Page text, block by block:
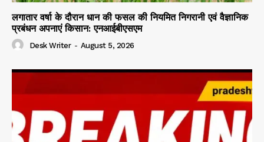
लगातार वर्षा के दौरान धान की फसल की नियमित निगरानी एवं वैज्ञानिक
प्रबंधन अपनाएं किसान: एनआईबीएसएम
Desk Writer - August 5, 2026